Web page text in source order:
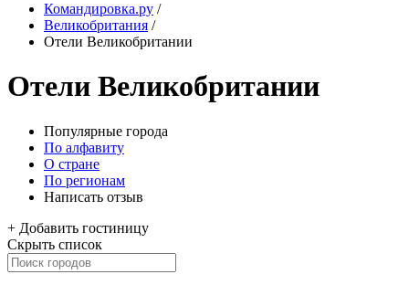
Командировка.ру /
Великобритания /
Отели Великобритании
Отели Великобритании
Популярные города
По алфавиту
О стране
По регионам
Написать отзыв
+ Добавить гостиницу
Скрыть список